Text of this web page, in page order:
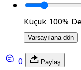
Küçük 100%
Varsayılana dön
0 Paylaş